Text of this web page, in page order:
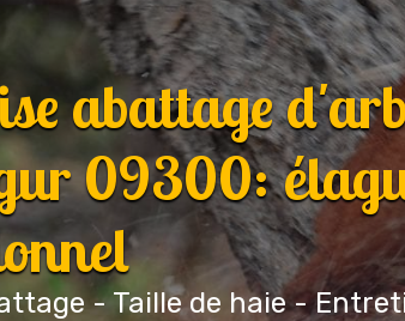
abattage
09300:
- Taille de haie -